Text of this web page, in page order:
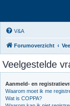
V&A
Forumoverzicht
Veelgestelde
Aanmeld- en
Waarom moet ik me
Wat is COPPA?